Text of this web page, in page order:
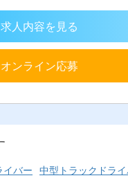
求人内容を見る
オンライン応募
イバー 中型トラックドラ